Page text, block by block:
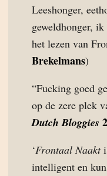
Leeshonger,
geweldhonger,
het lezen van
Brekelmans)
“Fucking goed
op de zere plek
Dutch Bloggies
‘Frontaal Naakt
intelligent en